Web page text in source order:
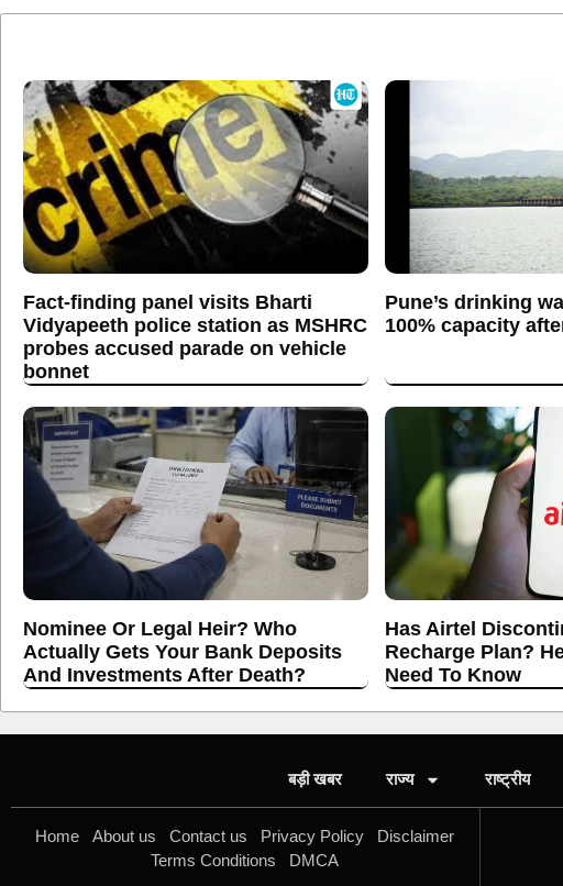
Fact-finding panel visits Bharti
Vidyapeeth police station as MSHRC
probes accused parade on vehicle
bonnet
Pune’s drinking
100% capacity
Nominee Or Legal Heir? Who
Actually Gets Your Bank Deposits
And Investments After Death?
Has Airtel
Recharge Plan?
Need To Know
बड़ी खबर राज्य राष्ट्रीय
Home About us Contact us Privacy Policy
Disclaimer
Terms Conditions
DMCA